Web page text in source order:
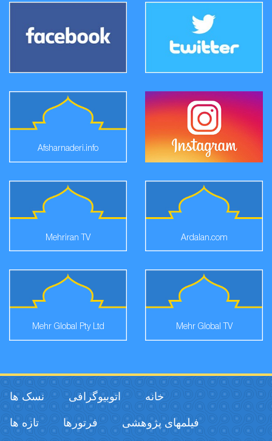
Afsharnaderi.info
Ardalan.com
Mehriran TV
Mehr Global TV
Mehr Global Pty Ltd
خانه اتوبیوگرافی نسک ها
فیلمهای پژوهشی فرتورها تازه ها